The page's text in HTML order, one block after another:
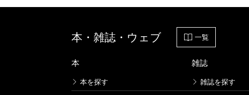
本・雑誌・ウェブ 一覧
本
本を探す
雑誌
雑誌を探す